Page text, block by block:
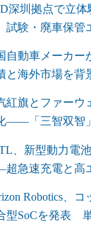
深圳拠点で立
試験・廃車保管
自動車メーカ
と海外市場を背
紅旗とファーウ
――「三智双智
、新型動力電
急速充電と高
Robotics、
型SoCを発表